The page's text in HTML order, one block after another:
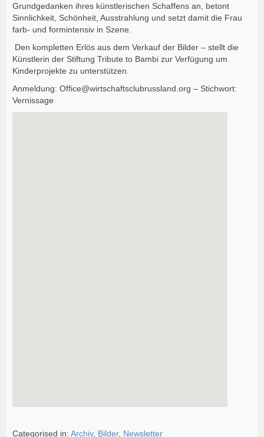
Grundgedanken ihres künstlerischen Schaffens an, betont
Sinnlichkeit, Schönheit, Ausstrahlung und setzt damit die Frau
farb- und formintensiv in Szene.
Den kompletten Erlös aus dem Verkauf der Bilder – stellt die
Künstlerin der Stiftung Tribute to Bambi zur Verfügung um
Kinderprojekte zu unterstützen.
Anmeldung: Office@wirtschaftsclubrussland.org – Stichwort:
Vernissage
Categorised in:Archiv, Bilder, Newsletter